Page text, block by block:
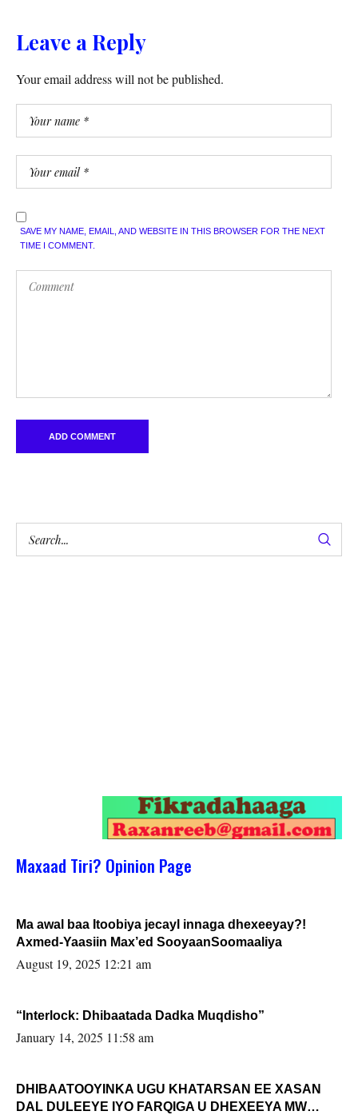
Leave a Reply
Your email address will not be published.
SAVE MY NAME, EMAIL, AND WEBSITE IN THIS BROWSER FOR THE NEXT
TIME I COMMENT.
Maxaad Tiri? Opinion Page
Ma awal baa Itoobiya jecayl innaga dhexeeyay?!
Axmed-Yaasiin Max’ed SooyaanSoomaaliya
August 19, 2025 12:21 am
“Interlock: Dhibaatada Dadka Muqdisho”
January 14, 2025 11:58 am
DHIBAATOOYINKA UGU KHATARSAN EE XASAN
DAL DULEEYE IYO FARQIGA U DHEXEEYA MW